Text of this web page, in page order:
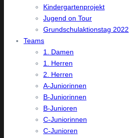
Kindergartenprojekt
Jugend on Tour
Grundschulaktionstag 2022
Teams
1. Damen
1. Herren
2. Herren
A-Juniorinnen
B-Juniorinnen
B-Junioren
C-Juniorinnen
C-Junioren